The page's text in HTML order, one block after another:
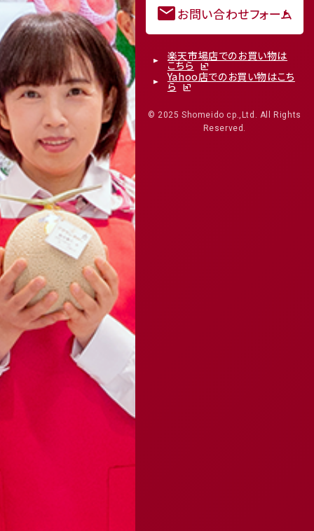
mailお問い合わせフォーム
楽天市場店でのお買い物は
こちら
Yahoo店でのお買い物はこち
ら
© 2025 Shomeido cp.,Ltd. All Rights
Reserved.